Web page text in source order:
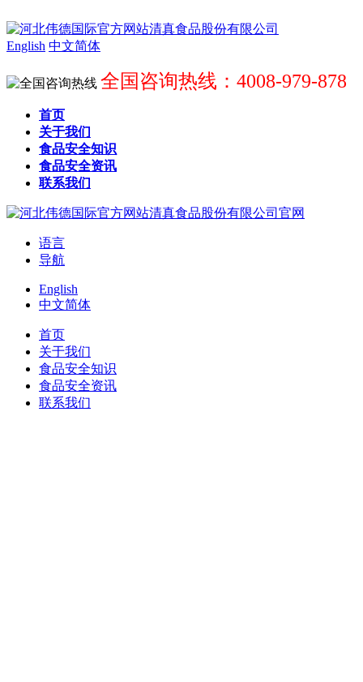
English 中文简体
全国咨询热线：4008-979-878
首页
关于我们
食品安全知识
食品安全资讯
联系我们
语言
导航
English
中文简体
首页
关于我们
食品安全知识
食品安全资讯
联系我们